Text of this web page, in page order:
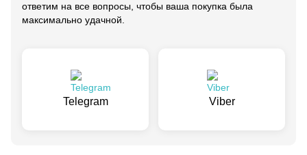
ответим на все вопросы, чтобы ваша покупка была
максимально удачной.
Telegram Viber